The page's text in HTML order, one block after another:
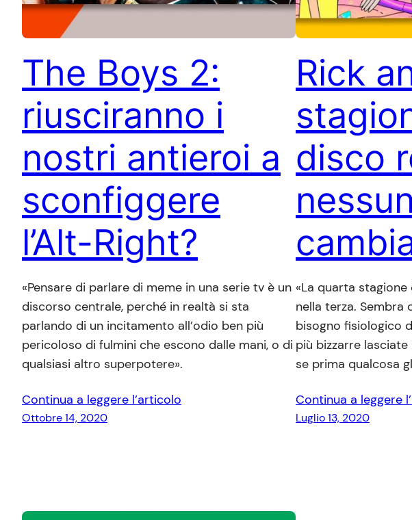
The Boys 2:
riusciranno i
nostri antieroi a
sconfiggere
l’Alt-Right?
«Pensare di parlare di meme in una serie tv è un
discorso centrale, perché in realtà si sta
parlando di un incitamento all’odio ben più
pericoloso di fulmini che escono dalle mani, o di
qualsiasi altro superpotere».
Continua a leggere l’articolo
Ottobre 14, 2020
Rick
disco
«La quarta
nella terza. Sembra
bisogno fisiologico
più bizzarre
se prima qualcosa
Continua a leggere
Luglio 13, 2020